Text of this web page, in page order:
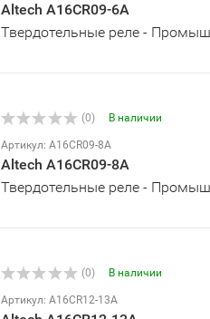
Altech A16CR09-6A
Твердотельные реле -
(0) В наличии
Артикул: A16CR09-8A
Altech A16CR09-8A
Твердотельные реле -
(0) В наличии
Артикул: A16CR12-13A